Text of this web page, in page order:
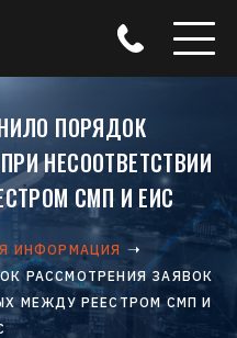
ПОРЯДОК
НЕСООТВЕТСТВИИ
СМП И ЕИС
ИНФОРМАЦИЯ
РАССМОТРЕНИЯ ЗАЯВОК
МЕЖДУ РЕЕСТРОМ СМП И